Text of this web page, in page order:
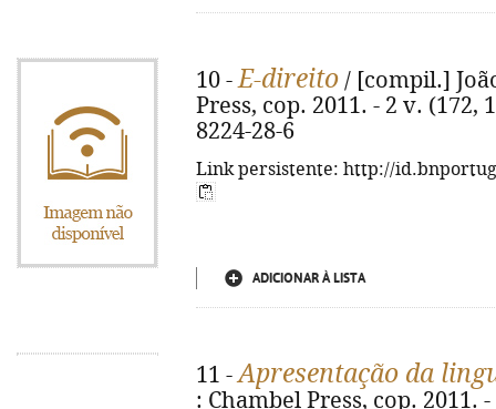
10 -E-direito / [compil.]
Press, cop. 2011. - 2 v. (172,
8224-28-6
Link persistente: http://
ADICIONAR À LISTA
11 -Apresentação da
: Chambel Press, cop. 2011.